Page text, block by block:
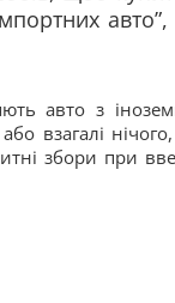
авто”,
авто з
взагалі
збори при